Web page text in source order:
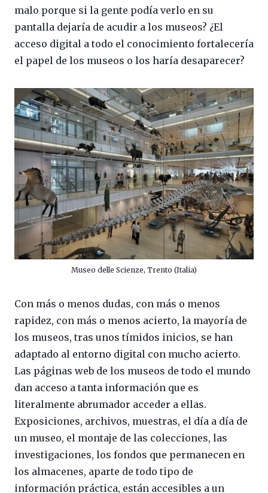
malo porque si la gente podía verlo en su
pantalla dejaría de acudir a los museos? ¿El
acceso digital a todo el conocimiento fortalecería
el papel de los museos o los haría desaparecer?
Museo delle Scienze, Trento (Italia)
Con más o menos dudas, con más o menos
rapidez, con más o menos acierto, la mayoría de
los museos, tras unos tímidos inicios, se han
adaptado al entorno digital con mucho acierto.
Las páginas web de los museos de todo el mundo
dan acceso a tanta información que es
literalmente abrumador acceder a ellas.
Exposiciones, archivos, muestras, el día a día de
un museo, el montaje de las colecciones, las
investigaciones, los fondos que permanecen en
los almacenes, aparte de todo tipo de
información práctica, están accesibles a un